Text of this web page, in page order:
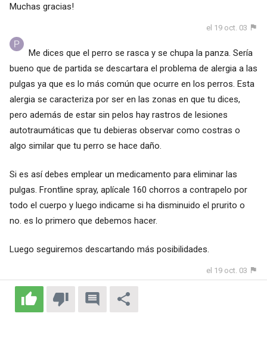
Muchas gracias!
el 19 oct. 03
Me dices que el perro se rasca y se chupa la panza. Sería
bueno que de partida se descartara el problema de alergia a las
pulgas ya que es lo más común que ocurre en los perros. Esta
alergia se caracteriza por ser en las zonas en que tu dices,
pero además de estar sin pelos hay rastros de lesiones
autotraumáticas que tu debieras observar como costras o
algo similar que tu perro se hace daño.
Si es así debes emplear un medicamento para eliminar las
pulgas. Frontline spray, aplícale 160 chorros a contrapelo por
todo el cuerpo y luego indicame si ha disminuido el prurito o
no. es lo primero que debemos hacer.
Luego seguiremos descartando más posibilidades.
el 19 oct. 03